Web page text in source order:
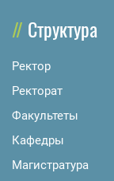
Структура
Ректор
Ректорат
Факультеты
Кафедры
Магистратура